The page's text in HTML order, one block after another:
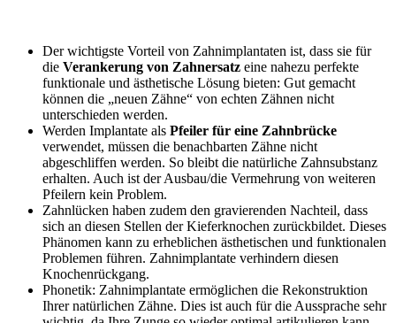
Der wichtigste Vorteil von Zahnimplantaten ist, dass sie für
die Verankerung von Zahnersatz eine nahezu perfekte
funktionale und ästhetische Lösung bieten: Gut gemacht
können die „neuen Zähne“ von echten Zähnen nicht
unterschieden werden.
Werden Implantate als Pfeiler für eine Zahnbrücke
verwendet, müssen die benachbarten Zähne nicht
abgeschliffen werden. So bleibt die natürliche Zahnsubstanz
erhalten. Auch ist der Ausbau/die Vermehrung von weiteren
Pfeilern kein Problem.
Zahnlücken haben zudem den gravierenden Nachteil, dass
sich an diesen Stellen der Kieferknochen zurückbildet. Dieses
Phänomen kann zu erheblichen ästhetischen und funktionalen
Problemen führen. Zahnimplantate verhindern diesen
Knochenrückgang.
Phonetik: Zahnimplantate ermöglichen die Rekonstruktion
Ihrer natürlichen Zähne. Dies ist auch für die Aussprache sehr